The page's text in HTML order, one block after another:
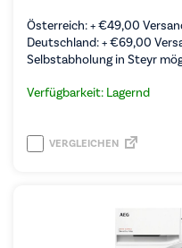
Österreich: +€49,00
Deutschland: +€69,00
Selbstabholung in Steyr
Verfügbarkeit: Lagernd
VERGLEICHEN